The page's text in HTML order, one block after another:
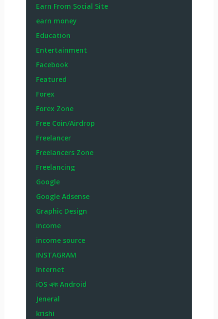
Earn From Social Site
earn money
Education
Entertainment
Facebook
Featured
Forex
Forex Zone
Free Coin/Airdrop
Freelancer
Freelancers Zone
Freelancing
Google
Google Adsense
Graphic Design
income
income source
INSTAGRAM
Internet
iOS এবং Android
Jeneral
krishi